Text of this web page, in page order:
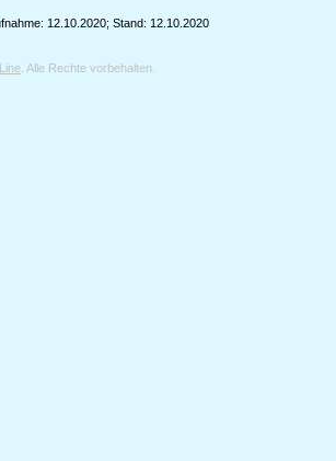
12.10.2020; Stand: 12.10.2020
. Alle Rechte vorbehalten.